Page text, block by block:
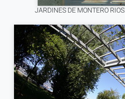
JARDINES DE MONTERO RIOS.